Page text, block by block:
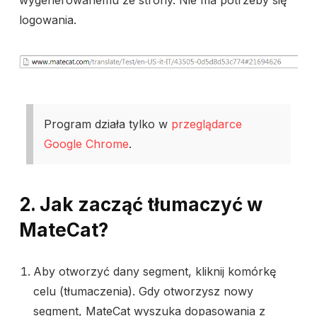
logowania.
Program działa tylko w przeglądarce
Google Chrome.
2. Jak zacząć tłumaczyć w
MateCat?
Aby otworzyć dany segment, kliknij komórkę
celu (tłumaczenia). Gdy otworzysz nowy
segment, MateCat wyszuka dopasowania z